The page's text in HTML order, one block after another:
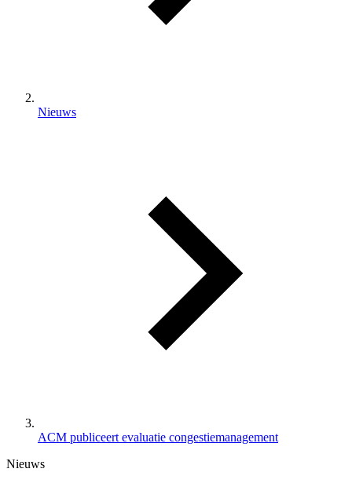
Nieuws
ACM publiceert evaluatie congestiemanagement
Nieuws